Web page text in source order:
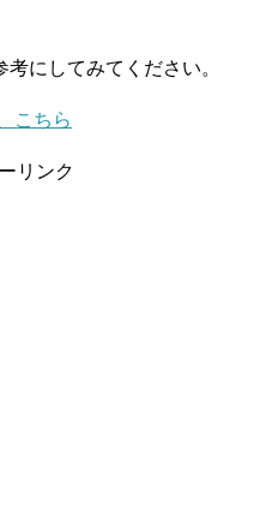
にしてみてください。
こちら
リンク